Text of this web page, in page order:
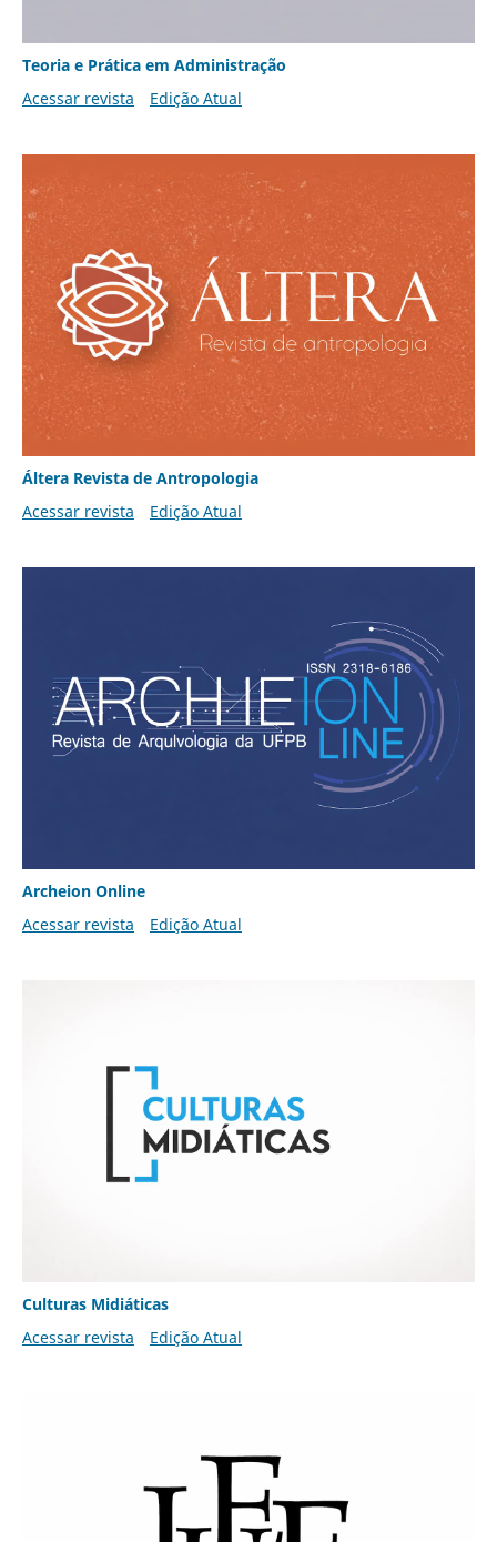
Teoria e Prática em Administração
Acessar revista
Edição Atual
Áltera Revista de Antropologia
Acessar revista
Edição Atual
Archeion Online
Acessar revista
Edição Atual
Culturas Midiáticas
Acessar revista
Edição Atual